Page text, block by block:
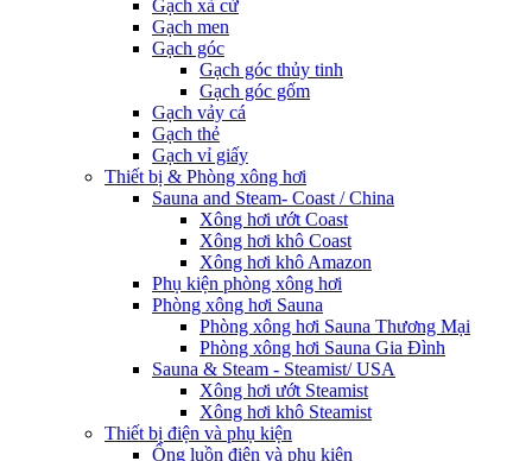
Gạch xà cừ
Gạch men
Gạch góc
Gạch góc thủy tinh
Gạch góc gốm
Gạch vảy cá
Gạch thẻ
Gạch vỉ giấy
Thiết bị & Phòng xông hơi
Sauna and Steam- Coast / China
Xông hơi ướt Coast
Xông hơi khô Coast
Xông hơi khô Amazon
Phụ kiện phòng xông hơi
Phòng xông hơi Sauna
Phòng xông hơi Sauna Thương Mại
Phòng xông hơi Sauna Gia Đình
Sauna & Steam - Steamist/ USA
Xông hơi ướt Steamist
Xông hơi khô Steamist
Thiết bị điện và phụ kiện
Ống luồn điện và phụ kiện